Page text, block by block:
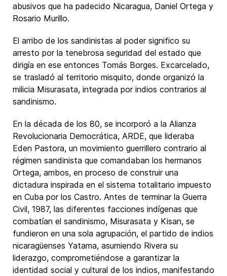
abusivos que ha padecido Nicaragua, Daniel Ortega y
Rosario Murillo.
El arribo de los sandinistas al poder significo su
arresto por la tenebrosa seguridad del estado que
dirigía en ese entonces Tomás Borges. Excarcelado,
se trasladó al territorio misquito, donde organizó la
milicia Misurasata, integrada por indios contrarios al
sandinismo.
En la década de los 80, se incorporó a la Alianza
Revolucionaria Democrática, ARDE, que lideraba
Eden Pastora, un movimiento guerrillero contrario al
régimen sandinista que comandaban los hermanos
Ortega, ambos, en proceso de construir una
dictadura inspirada en el sistema totalitario impuesto
en Cuba por los Castro. Antes de terminar la Guerra
Civil, 1987, las diferentes facciones indígenas que
combatían el sandinismo, Misurasata y Kisan, se
fundieron en una sola agrupación, el partido de indios
nicaragüenses Yatama, asumiendo Rivera su
liderazgo, comprometiéndose a garantizar la
identidad social y cultural de los indios, manifestando